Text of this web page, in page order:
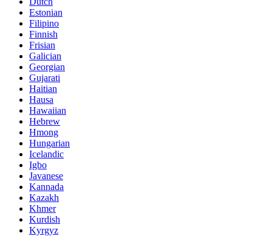
Estonian
Filipino
Finnish
Frisian
Galician
Georgian
Gujarati
Haitian
Hausa
Hawaiian
Hebrew
Hmong
Hungarian
Icelandic
Igbo
Javanese
Kannada
Kazakh
Khmer
Kurdish
Kyrgyz